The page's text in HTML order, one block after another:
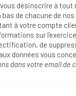
désinscrire à tout
bas de chacune de
à votre compte
sur
de
données vous
dans votre email de